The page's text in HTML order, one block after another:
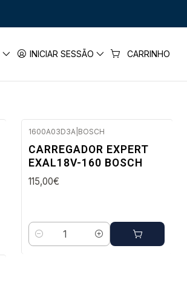
INICIAR SESSÃO CARRINHO
1600A03D3A BOSCH
CARREGADOR EXPERT
EXAL18V-160 BOSCH
115,00€
Quantidade